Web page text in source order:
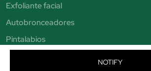
NOTIFY
Exfoliante facial
Autobronceadores
Pintalabios